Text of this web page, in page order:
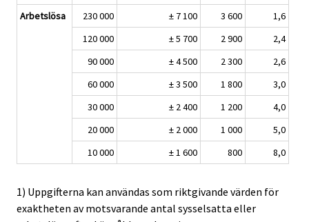
Arbetslösa
230 000 ± 7 100 3 600
1,6
120 000
± 5 700 2 900
2,4
90 000
± 4 500 2 300
2,6
60 000
± 3 500 1 800
3,0
30 000
± 2 400 1 200
4,0
20 000
± 2 000 1 000
5,0
10 000
± 1 600 800 8,0
1) Uppgifterna kan användas som riktgivande värden för
exaktheten av motsvarande antal sysselsatta eller